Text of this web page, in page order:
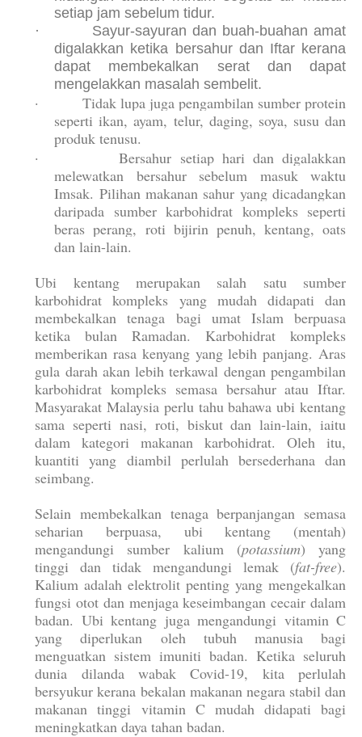
setiap jam sebelum tidur.
·
Sayur-sayuran dan buah-buahan amat
digalakkan ketika bersahur dan Iftar kerana
dapat membekalkan serat dan dapat
mengelakkan masalah sembelit.
·
Tidak lupa juga pengambilan sumber protein
seperti ikan, ayam, telur, daging, soya, susu dan
produk tenusu.
·
Bersahur setiap hari dan digalakkan
melewatkan bersahur sebelum masuk waktu
Imsak. Pilihan makanan sahur yang dicadangkan
daripada sumber karbohidrat kompleks seperti
beras perang, roti bijirin penuh, kentang, oats
dan lain-lain.
Ubi kentang merupakan salah satu sumber
karbohidrat kompleks yang mudah didapati dan
membekalkan tenaga bagi umat Islam berpuasa
ketika bulan Ramadan. Karbohidrat kompleks
memberikan rasa kenyang yang lebih panjang. Aras
gula darah akan lebih terkawal dengan pengambilan
karbohidrat kompleks semasa bersahur atau Iftar.
Masyarakat Malaysia perlu tahu bahawa ubi kentang
sama seperti nasi, roti, biskut dan lain-lain, iaitu
dalam kategori makanan karbohidrat. Oleh itu,
kuantiti yang diambil perlulah bersederhana dan
seimbang.
Selain membekalkan tenaga berpanjangan semasa
seharian berpuasa, ubi kentang (mentah)
mengandungi sumber kalium (potassium) yang
tinggi dan tidak mengandungi lemak (fat-free).
Kalium adalah elektrolit penting yang mengekalkan
fungsi otot dan menjaga keseimbangan cecair dalam
badan. Ubi kentang juga mengandungi vitamin C
yang diperlukan oleh tubuh manusia bagi
menguatkan sistem imuniti badan. Ketika seluruh
dunia dilanda wabak Covid-19, kita perlulah
bersyukur kerana bekalan makanan negara stabil dan
makanan tinggi vitamin C mudah didapati bagi
meningkatkan daya tahan badan.